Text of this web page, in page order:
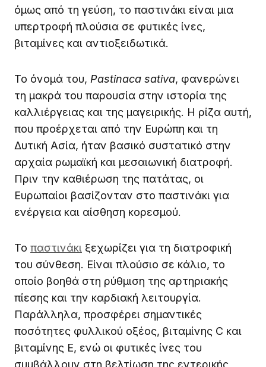
όμως από τη γεύση, το παστινάκι είναι μια
υπερτροφή πλούσια σε φυτικές ίνες,
βιταμίνες και αντιοξειδωτικά.
Το όνομά του, Pastinaca sativa, φανερώνει
τη μακρά του παρουσία στην ιστορία της
καλλιέργειας και της μαγειρικής. Η ρίζα αυτή,
που προέρχεται από την Ευρώπη και τη
Δυτική Ασία, ήταν βασικό συστατικό στην
αρχαία ρωμαϊκή και μεσαιωνική διατροφή.
Πριν την καθιέρωση της πατάτας, οι
Ευρωπαίοι βασίζονταν στο παστινάκι για
ενέργεια και αίσθηση κορεσμού.
Το παστινάκι ξεχωρίζει για τη διατροφική
του σύνθεση. Είναι πλούσιο σε κάλιο, το
οποίο βοηθά στη ρύθμιση της αρτηριακής
πίεσης και την καρδιακή λειτουργία.
Παράλληλα, προσφέρει σημαντικές
ποσότητες φυλλικού οξέος, βιταμίνης C και
βιταμίνης Ε, ενώ οι φυτικές ίνες του
συμβάλλουν στη βελτίωση της εντερικής